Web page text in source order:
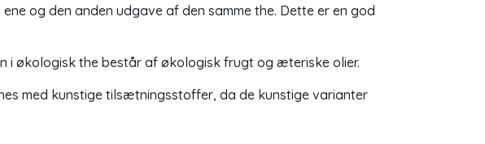
og den anden udgave af den samme the. Dette er en god
i økologisk the består af økologisk frugt og æteriske olier.
med kunstige tilsætningsstoffer, da de kunstige varianter